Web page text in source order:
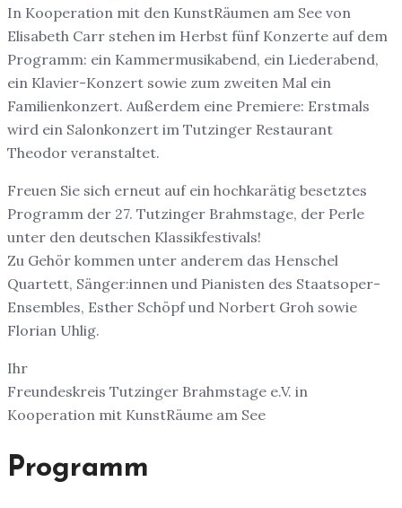
In Kooperation mit den KunstRäumen am See von
Elisabeth Carr stehen im Herbst fünf Konzerte auf dem
Programm: ein Kammermusikabend, ein Liederabend,
ein Klavier-Konzert sowie zum zweiten Mal ein
Familienkonzert. Außerdem eine Premiere: Erstmals
wird ein Salonkonzert im Tutzinger Restaurant
Theodor veranstaltet.
Freuen Sie sich erneut auf ein hochkarätig besetztes
Programm der 27. Tutzinger Brahmstage, der Perle
unter den deutschen Klassikfestivals!
Zu Gehör kommen unter anderem das Henschel
Quartett, Sänger:innen und Pianisten des Staatsoper-
Ensembles, Esther Schöpf und Norbert Groh sowie
Florian Uhlig.
Ihr
Freundeskreis Tutzinger Brahmstage e.V. in
Kooperation mit KunstRäume am See
Programm